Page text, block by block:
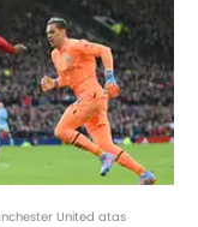
United atas